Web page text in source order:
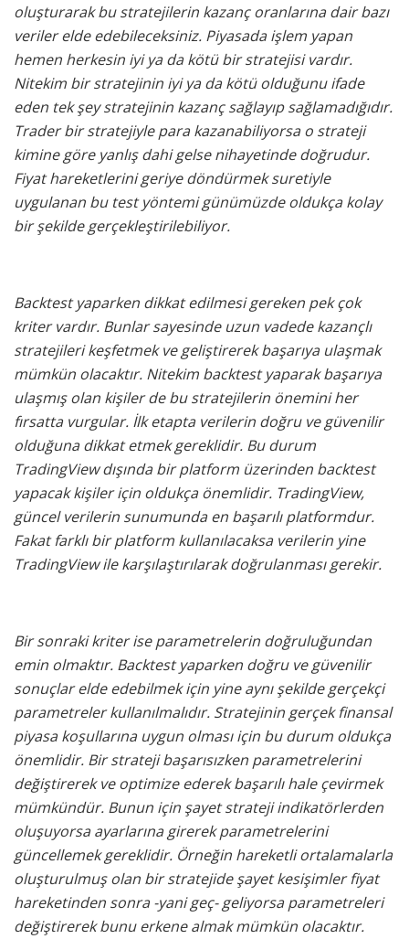
oluşturarak bu stratejilerin kazanç oranlarına dair bazı
veriler elde edebileceksiniz. Piyasada işlem yapan
hemen herkesin iyi ya da kötü bir stratejisi vardır.
Nitekim bir stratejinin iyi ya da kötü olduğunu ifade
eden tek şey stratejinin kazanç sağlayıp sağlamadığıdır.
Trader bir stratejiyle para kazanabiliyorsa o strateji
kimine göre yanlış dahi gelse nihayetinde doğrudur.
Fiyat hareketlerini geriye döndürmek suretiyle
uygulanan bu test yöntemi günümüzde oldukça kolay
bir şekilde gerçekleştirilebiliyor.
Backtest yaparken dikkat edilmesi gereken pek çok
kriter vardır. Bunlar sayesinde uzun vadede kazançlı
stratejileri keşfetmek ve geliştirerek başarıya ulaşmak
mümkün olacaktır. Nitekim backtest yaparak başarıya
ulaşmış olan kişiler de bu stratejilerin önemini her
fırsatta vurgular. İlk etapta verilerin doğru ve güvenilir
olduğuna dikkat etmek gereklidir. Bu durum
TradingView dışında bir platform üzerinden backtest
yapacak kişiler için oldukça önemlidir. TradingView,
güncel verilerin sunumunda en başarılı platformdur.
Fakat farklı bir platform kullanılacaksa verilerin yine
TradingView ile karşılaştırılarak doğrulanması gerekir.
Bir sonraki kriter ise parametrelerin doğruluğundan
emin olmaktır. Backtest yaparken doğru ve güvenilir
sonuçlar elde edebilmek için yine aynı şekilde gerçekçi
parametreler kullanılmalıdır. Stratejinin gerçek finansal
piyasa koşullarına uygun olması için bu durum oldukça
önemlidir. Bir strateji başarısızken parametrelerini
değiştirerek ve optimize ederek başarılı hale çevirmek
mümkündür. Bunun için şayet strateji indikatörlerden
oluşuyorsa ayarlarına girerek parametrelerini
güncellemek gereklidir. Örneğin hareketli ortalamalarla
oluşturulmuş olan bir stratejide şayet kesişimler fiyat
hareketinden sonra -yani geç- geliyorsa parametreleri
değiştirerek bunu erkene almak mümkün olacaktır.